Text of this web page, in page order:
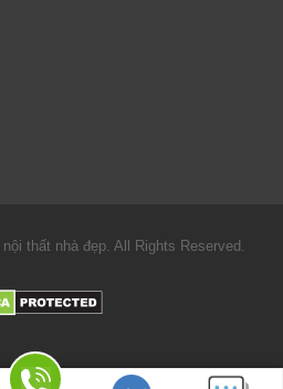
thất nhà đẹp. All Rights Reserved.
380 Tô Hiệu - Hải Phòng